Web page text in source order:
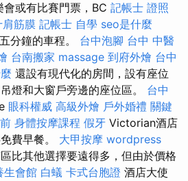
會或有比賽門票，BC 記帳士 證照
肩筋膜 記帳士 自學 seo是什麼
分鐘的車程。 台中泡腳 台中 中醫
台南搬家 massage 到府外燴 台中
還設有現代化的房間，設有座位
燈和大窗戶旁邊的座位區。 台中
眼科權威 高級外燴 戶外婚禮 關鍵
身體按摩課程 假牙 Victorian酒店
費早餐。 大甲按摩 wordpress
比其他選擇要遠得多，但由於價格
生會館 白蟻 卡式台胞證 酒店大使